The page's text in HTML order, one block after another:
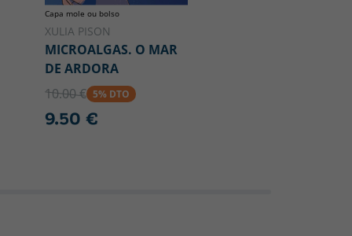
Capa mole ou bolso
XULIA PISON
MICROALGAS. O MAR
DE ARDORA
10.00 € 5% DTO
9.50 €